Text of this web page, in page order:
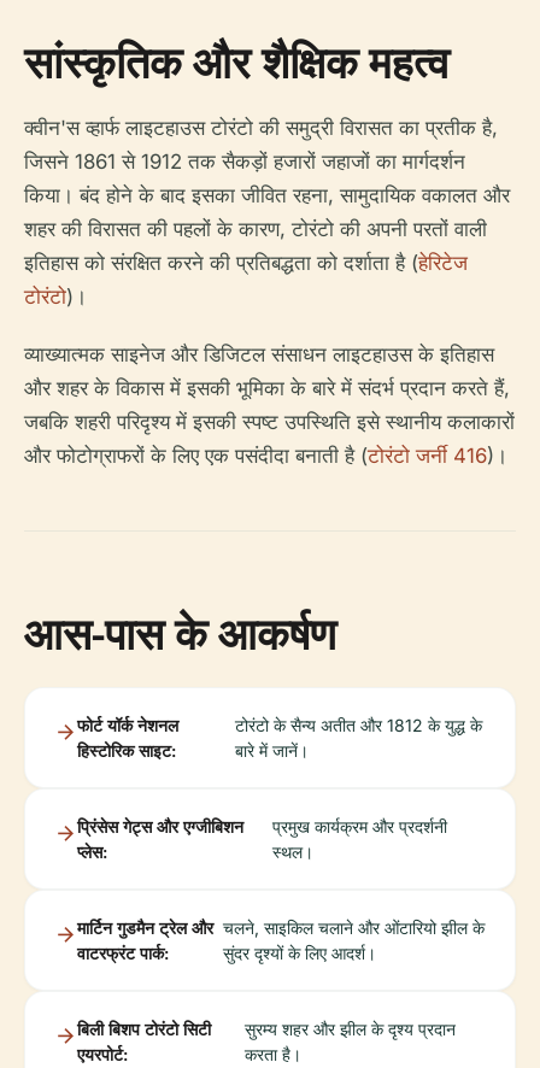
सांस्कृतिक और शैक्षिक महत्व
क्वीन'स व्हार्फ लाइटहाउस टोरंटो की समुद्री विरासत का प्रतीक है,
जिसने 1861 से 1912 तक सैकड़ों हजारों जहाजों का मार्गदर्शन
किया। बंद होने के बाद इसका जीवित रहना, सामुदायिक वकालत और
शहर की विरासत की पहलों के कारण, टोरंटो की अपनी परतों वाली
इतिहास को संरक्षित करने की प्रतिबद्धता को दर्शाता है (हेरिटेज
टोरंटो)।
व्याख्यात्मक साइनेज और डिजिटल संसाधन लाइटहाउस के इतिहास
और शहर के विकास में इसकी भूमिका के बारे में संदर्भ प्रदान करते हैं,
जबकि शहरी परिदृश्य में इसकी स्पष्ट उपस्थिति इसे स्थानीय कलाकारों
और फोटोग्राफरों के लिए एक पसंदीदा बनाती है (टोरंटो जर्नी 416)।
आस-पास के आकर्षण
फोर्ट यॉर्क नेशनल
हिस्टोरिक साइट:
टोरंटो के सैन्य अतीत और 1812 के युद्ध के
बारे में जानें।
प्रिंसेस गेट्स और एग्जीबिशन
प्लेस:
प्रमुख कार्यक्रम और प्रदर्शनी
स्थल।
मार्टिन गुडमैन ट्रेल और
वाटरफ्रंट पार्क:
चलने, साइकिल चलाने और ओंटारियो झील के
सुंदर दृश्यों के लिए आदर्श।
बिली बिशप टोरंटो सिटी
एयरपोर्ट:
सुरम्य शहर और झील के दृश्य प्रदान
करता है।